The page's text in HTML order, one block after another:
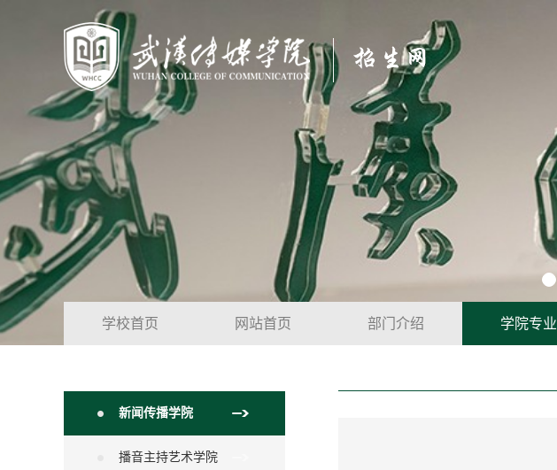
学校首页 网站首页 部门介绍 学院专业
新闻传播学院
播音主持艺术学院